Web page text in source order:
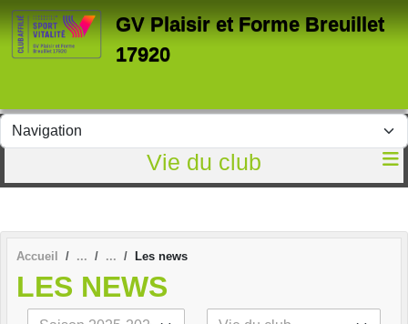
GV Plaisir et Forme Breuillet
17920
Vie du club
Accueil Les news
LES NEWS
Panneau de gestion des cookies